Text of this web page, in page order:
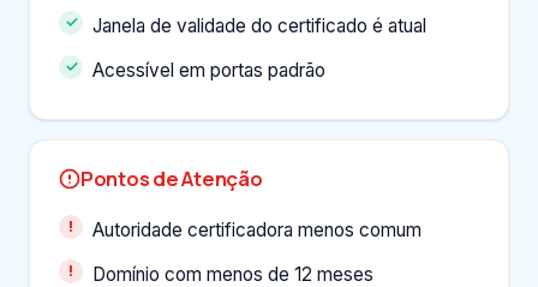
Janela de validade do certificado é atual
Acessível em portas padrão
Pontos de Atenção
Autoridade certificadora menos comum
Domínio com menos de 12 meses